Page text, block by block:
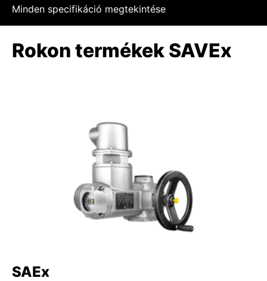
Minden specifikáció megtekintése
Rokon termékek SAVEx
SAEx